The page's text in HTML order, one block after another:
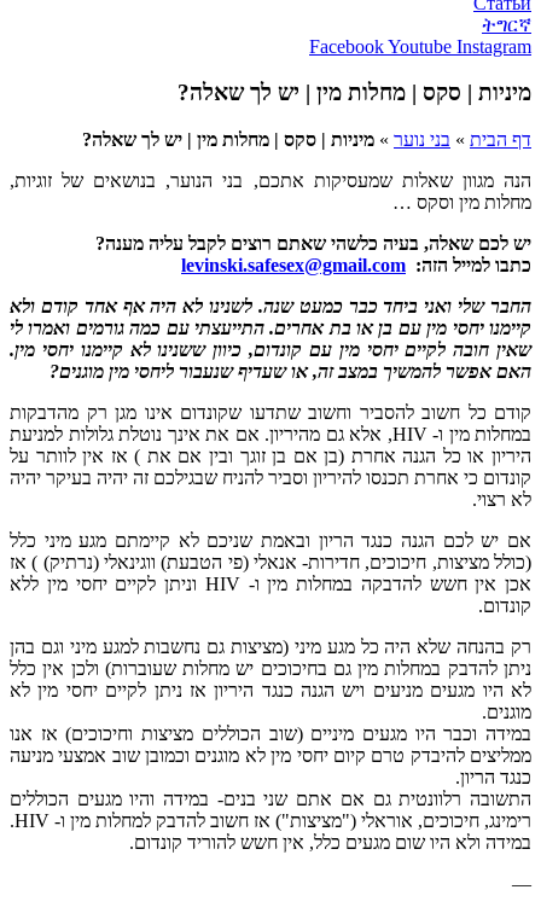
ትግርኛ
FacebookYoutube Instagram
מיניות | סקס | מחלות מין | יש לך שאלה?
דף הבית » בני נוער » מיניות | סקס | מחלות מין | יש לך שאלה?
הנה מגוון שאלות שמעסיקות אתכם, בני הנוער, בנושאים של זוגיות,
מחלות מין וסקס …
יש לכם שאלה, בעיה כלשהי שאתם רוצים לקבל עליה מענה?
כתבו למייל הזה: levinski.safesex@gmail.com
החבר שלי ואני ביחד כבר כמעט שנה. לשנינו לא היה אף אחד קודם ולא
קיימנו יחסי מין עם בן או בת אחרים. התייעצתי עם כמה גורמים ואמרו לי
שאין חובה לקיים יחסי מין עם קונדום, כיוון ששנינו לא קיימנו יחסי מין.
האם אפשר להמשיך במצב זה, או שעדיף שנעבור ליחסי מין מוגנים?
קודם כל חשוב להסביר וחשוב שתדעו שקונדום אינו מגן רק מהדבקות
במחלות מין ו- HIV, אלא גם מהיריון. אם את אינך נוטלת גלולות למניעת
היריון או כל הגנה אחרת (בן אם בן זוגך ובין אם את ) אז אין לוותר על
קונדום כי אחרת תכנסו להיריון וסביר להניח שבגילכם זה יהיה בעיקר יהיה
לא רצוי.
אם יש לכם הגנה כנגד הריון ובאמת שניכם לא קיימתם מגע מיני כלל
(כולל מציצות, חיכוכים, חדירות- אנאלי (פי הטבעת) ווגינאלי (נרתיק) ) אז
אכן אין חשש להדבקה במחלות מין ו- HIV וניתן לקיים יחסי מין ללא
קונדום.
רק בהנחה שלא היה כל מגע מיני (מציצות גם נחשבות למגע מיני וגם בהן
ניתן להדבק במחלות מין גם בחיכוכים יש מחלות שעוברות) ולכן אין כלל
לא היו מגעים מניעים ויש הגנה כנגד היריון אז ניתן לקיים יחסי מין לא
מוגנים.
במידה וכבר היו מגעים מיניים (שוב הכוללים מציצות וחיכוכים) אז אנו
ממליצים להיבדק טרם קיום יחסי מין לא מוגנים וכמובן שוב אמצעי מניעה
כנגד הריון.
התשובה רלוונטית גם אם אתם שני בנים- במידה והיו מגעים הכוללים
רימינג, חיכוכים, אוראלי ("מציצות") אז חשוב להדבק למחלות מין ו- HIV.
במידה ולא היו שום מגעים כלל, אין חשש להוריד קונדום.
—